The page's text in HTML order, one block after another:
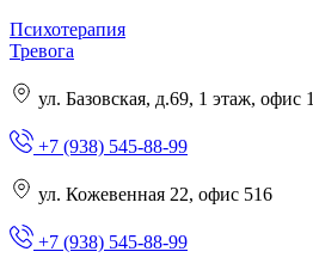
Психотерапия
Тревога
ул. Базовская, д.69, 1 этаж, офис 1
+7 (938) 545-88-99
ул. Кожевенная 22, офис 516
+7 (938) 545-88-99